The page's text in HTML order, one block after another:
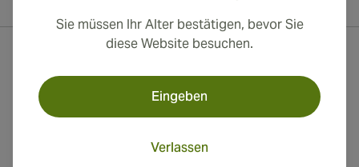
Sie müssen Ihr Alter bestätigen, bevor Sie
diese Website besuchen.
Eingeben
Verlassen